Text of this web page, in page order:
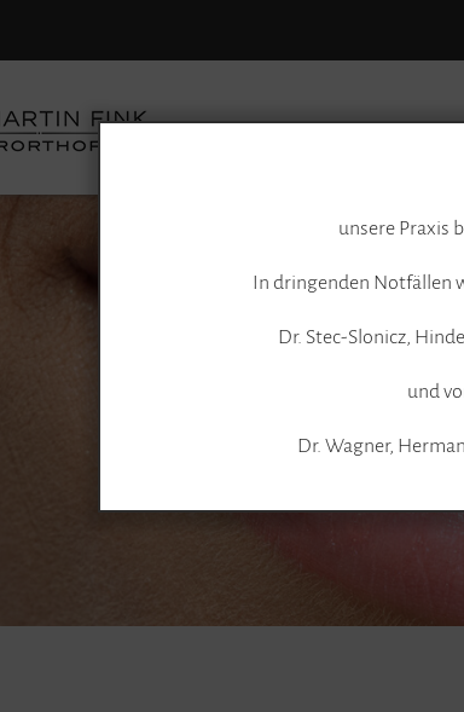
unsere Praxis
In dringenden Notfällen
Dr. Stec-Slonicz,
und
Dr. Wagner,